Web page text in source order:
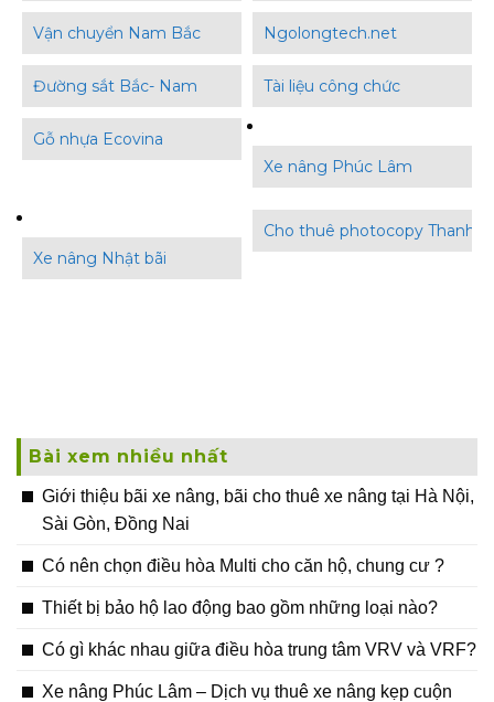
Vận chuyển Nam Bắc Ngolongtech.net
Đường sắt Bắc- Nam Tài liệu công chức
Gỗ nhựa Ecovina
Xe nâng Phúc Lâm
Xe nâng Nhật bãi
Cho thuê photocopy Thanh
Bài xem nhiều nhất
Giới thiệu bãi xe nâng, bãi cho thuê xe nâng tại Hà Nội,
Sài Gòn, Đồng Nai
Có nên chọn điều hòa Multi cho căn hộ, chung cư ?
Thiết bị bảo hộ lao động bao gồm những loại nào?
Có gì khác nhau giữa điều hòa trung tâm VRV và VRF?
Xe nâng Phúc Lâm – Dịch vụ thuê xe nâng kẹp cuộn